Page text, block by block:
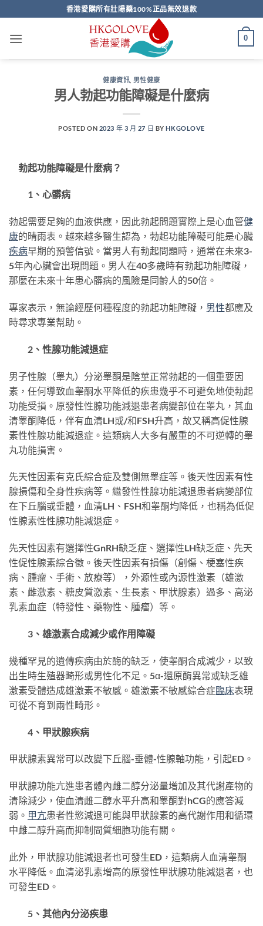
to
content
香港愛購所有壯陽藥100%正品無效退款
0
健康資訊 男性健康
男人勃起功能障礙是什麼病
POSTED ON 2023 年 3 月 27 日 BYHKGOLOVE
勃起功能障礙是什麼病？
1、心髒病
勃起需要足夠的血液供應，因此勃起問題實際上是心血管健
康的晴雨表。越來越多醫生認為，勃起功能障礙可能是心臟
疾病早期的預警信號。當男人有勃起問題時，通常在未來3-
5年內心臟會出現問題。男人在40多歲時有勃起功能障礙，
那麼在未來十年患心髒病的風險是同齡人的50倍。
專家表示，無論經歷何種程度的勃起功能障礙， 男性都應及
時尋求專業幫助。
2、性腺功能減退症
男子性腺（睾丸）分泌睾酮是陰莖正常勃起的一個重要因
素，任何導致血睾酮水平降低的疾患幾乎不可避免地使勃起
功能受損。原發性性腺功能減退患者病變部位在睾丸，其血
清睾酮降低，伴有血清LH或/和FSH升高，故又稱高促性腺
素性性腺功能減退症。這類病人大多有嚴重的不可逆轉的睾
丸功能損害。
先天性因素有克氏綜合症及雙側無睾症等。後天性因素有性
腺損傷和全身性疾病等。繼發性性腺功能減退患者病變部位
在下丘腦或垂體，血清LH、FSH和睾酮均降低，也稱為低促
性腺素性性腺功能減退症。
先天性因素有選擇性GnRH缺乏症、選擇性LH缺乏症、先天
性促性腺素綜合徵。後天性因素有損傷（創傷、梗塞性疾
病、腫瘤、手術、放療等），外源性或內源性激素（雄激
素、雌激素、糖皮質激素、生長素、甲狀腺素）過多、高泌
乳素血症（特發性、藥物性、腫瘤）等。
3、雄激素合成減少或作用障礙
幾種罕見的遺傳疾病由於酶的缺乏，使睾酮合成減少，以致
出生時生殖器畸形或男性化不足。5α-還原酶異常或缺乏雄
激素受體造成雄激素不敏感。雄激素不敏感綜合症臨床表現
可從不育到兩性畸形。
4、甲狀腺疾病
甲狀腺素異常可以改變下丘腦-垂體-性腺軸功能，引起ED。
甲狀腺功能亢進患者體內雌二醇分泌量增加及其代謝產物的
清除減少，使血清雌二醇水平升高和睾酮對hCG的應答減
弱。 甲亢患者性慾減退可能與甲狀腺素的高代謝作用和循環
中雌二醇升高而抑制間質細胞功能有關。
此外，甲狀腺功能減退者也可發生ED，這類病人血清睾酮
水平降低。血清泌乳素增高的原發性甲狀腺功能減退者，也
可發生ED。
5、其他內分泌疾患